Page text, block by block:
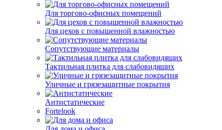
Для торгово-офисных помещений
Для цехов с повышенной влажностью
Сопутствующие материалы
Тактильная плитка для слабовидящих
Уличные и грязезащитные покрытия
Антистатические
Fortelook